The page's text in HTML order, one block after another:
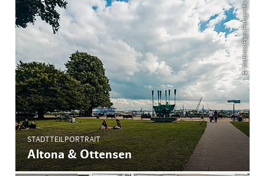
© Matthias Pens Fotografie
STADTTEILPORTRAIT
Altona & Ottensen